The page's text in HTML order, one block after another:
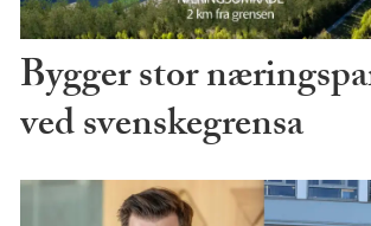
Bygger stor
ved svenskegrensa